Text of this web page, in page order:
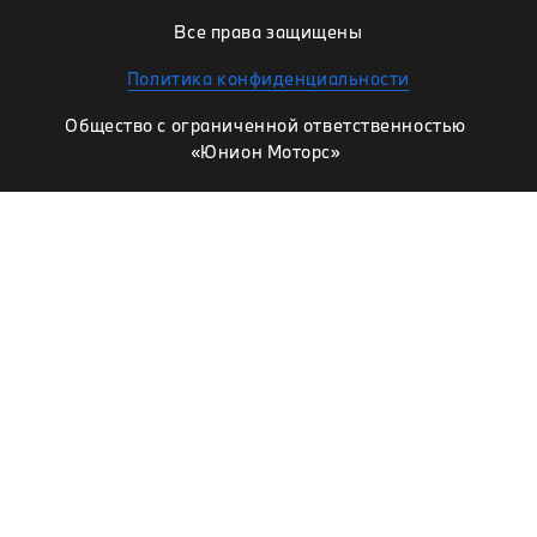
Все права защищены
Политика конфиденциальности
Общество с ограниченной ответственностью
«Юнион Моторс»